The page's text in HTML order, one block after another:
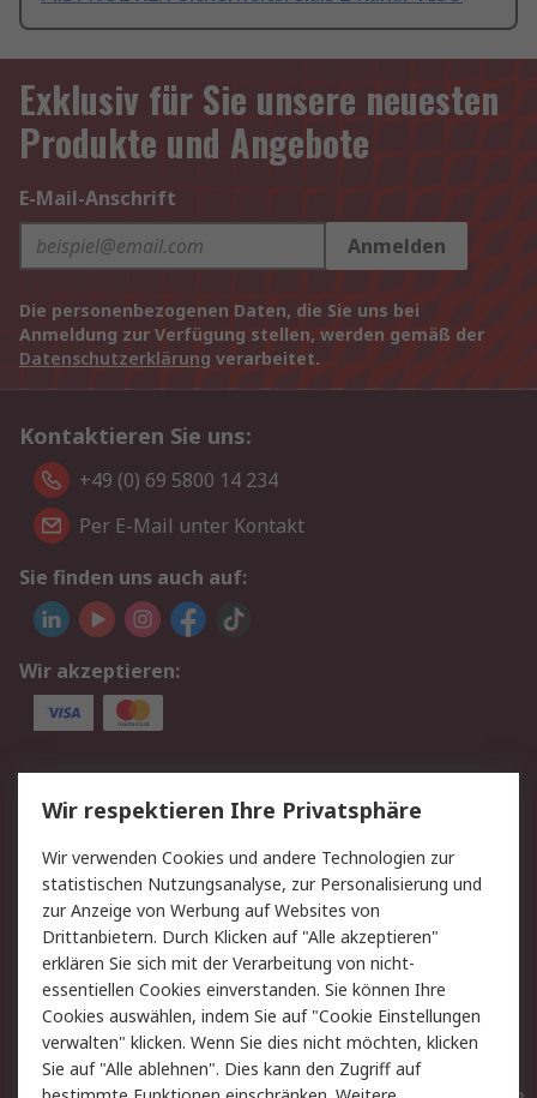
Exklusiv für Sie unsere neuesten
Produkte und Angebote
E-Mail-Anschrift
Anmelden
Die personenbezogenen Daten, die Sie uns bei
Anmeldung zur Verfügung stellen, werden gemäß der
Datenschutzerklärung verarbeitet.
Kontaktieren Sie uns:
+49 (0) 69 5800 14 234
Per E-Mail unter Kontakt
Sie finden uns auch auf:
Wir akzeptieren:
Service
Value Added Services
Lieferlösungen
Rücksendungen
Kontakt
Hilfe
Privatkunden
Rechtliches
AGB
Datenschutz
Cookie-Richtlinie
Zahlungsbedingungen
Copyright/Impressum
Entsorgung
Wir respektieren Ihre Privatsphäre
Wir verwenden Cookies und andere Technologien zur
statistischen Nutzungsanalyse, zur Personalisierung und
zur Anzeige von Werbung auf Websites von
Drittanbietern. Durch Klicken auf "Alle akzeptieren"
erklären Sie sich mit der Verarbeitung von nicht-
essentiellen Cookies einverstanden. Sie können Ihre
Cookies auswählen, indem Sie auf "Cookie Einstellungen
verwalten" klicken. Wenn Sie dies nicht möchten, klicken
Sie auf "Alle ablehnen". Dies kann den Zugriff auf